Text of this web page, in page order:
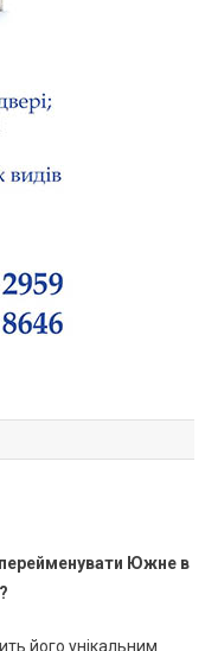
перейменувати Южне в
його унікальним